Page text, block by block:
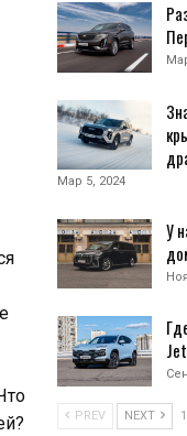
Мар 5, 2024
У
PREV NEXT